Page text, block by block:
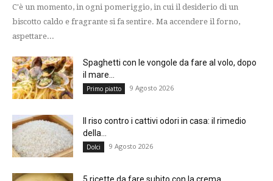
C'è un momento, in ogni pomeriggio, in cui il desiderio di un
biscotto caldo e fragrante si fa sentire. Ma accendere il forno,
aspettare...
Spaghetti con le vongole da fare al volo, dopo
il mare...
Primo piatto 9 Agosto 2026
Il riso contro i cattivi odori in casa: il rimedio
della...
Dolci 9 Agosto 2026